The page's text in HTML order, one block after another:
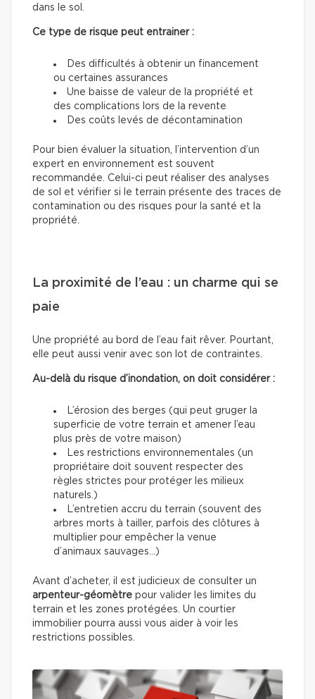
dans le sol.
Ce type de risque peut entrainer :
Des difficultés à obtenir un financement
ou certaines assurances
Une baisse de valeur de la propriété et
des complications lors de la revente
Des coûts levés de décontamination
Pour bien évaluer la situation, l’intervention d’un
expert en environnement est souvent
recommandée. Celui-ci peut réaliser des analyses
de sol et vérifier si le terrain présente des traces de
contamination ou des risques pour la santé et la
propriété.
La proximité de l’eau : un charme qui se
paie
Une propriété au bord de l’eau fait rêver. Pourtant,
elle peut aussi venir avec son lot de contraintes.
Au-delà du risque d’inondation, on doit considérer :
L’érosion des berges (qui peut gruger la
superficie de votre terrain et amener l’eau
plus près de votre maison)
Les restrictions environnementales (un
propriétaire doit souvent respecter des
règles strictes pour protéger les milieux
naturels.)
L’entretien accru du terrain (souvent des
arbres morts à tailler, parfois des clôtures à
multiplier pour empêcher la venue
d’animaux sauvages…)
Avant d’acheter, il est judicieux de consulter un
arpenteur-géomètre pour valider les limites du
terrain et les zones protégées. Un courtier
immobilier pourra aussi vous aider à voir les
restrictions possibles.